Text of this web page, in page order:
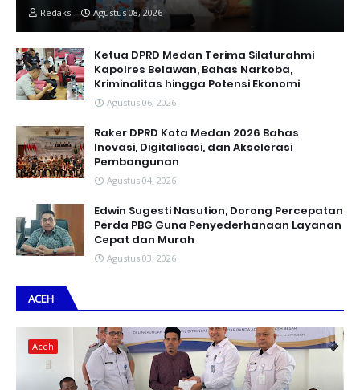
Redaksi Agustus 08, 2026
Ketua DPRD Medan Terima Silaturahmi
Kapolres Belawan, Bahas Narkoba,
Kriminalitas hingga Potensi Ekonomi
Agustus 06, 2026
Raker DPRD Kota Medan 2026 Bahas
Inovasi, Digitalisasi, dan Akselerasi
Pembangunan
Agustus 04, 2026
Edwin Sugesti Nasution, Dorong Percepatan
Perda PBG Guna Penyederhanaan Layanan
Cepat dan Murah
Agustus 03, 2026
ACEH
Aceh